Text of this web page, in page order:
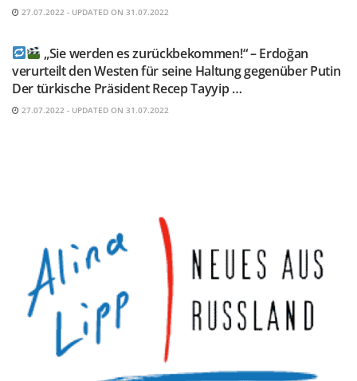
27.07.2022 - UPDATED ON 31.07.2022
„Sie werden es zurückbekommen!“ – Erdoğan
verurteilt den Westen für seine Haltung gegenüber Putin
Der türkische Präsident Recep Tayyip …
27.07.2022 - UPDATED ON 31.07.2022